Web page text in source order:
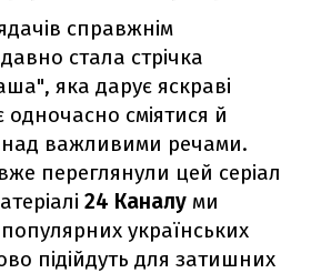
справжнім
стала стрічка
яка дарує яскраві
одночасно сміятися й
важливими речами.
переглянули цей серіал
24 Каналу ми
українських
підійдуть для затишних